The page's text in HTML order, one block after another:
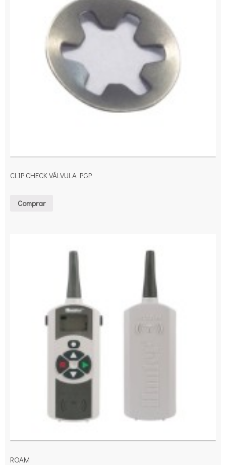
CLIP CHECK VÁLVULA PGP
Comprar
ROAM